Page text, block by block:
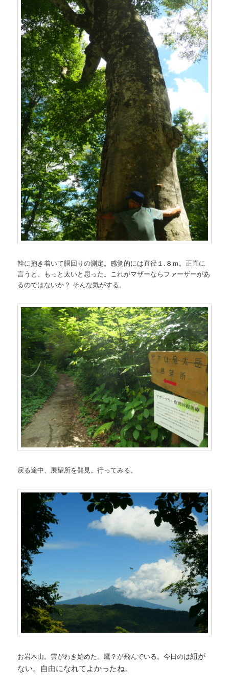
幹に抱き着いて胴回りの測定。感覚的には直径１.８ｍ。正直に
言うと、もっと太いと思った。これがマザーならファーザーがあ
るのではないか？ そんな気がする。
戻る途中、展望所を発見。行ってみる。
お岩木山。雲がわき始めた。鷹？が飛んでいる。今日のは紐が
ない。自由になれてよかったね。